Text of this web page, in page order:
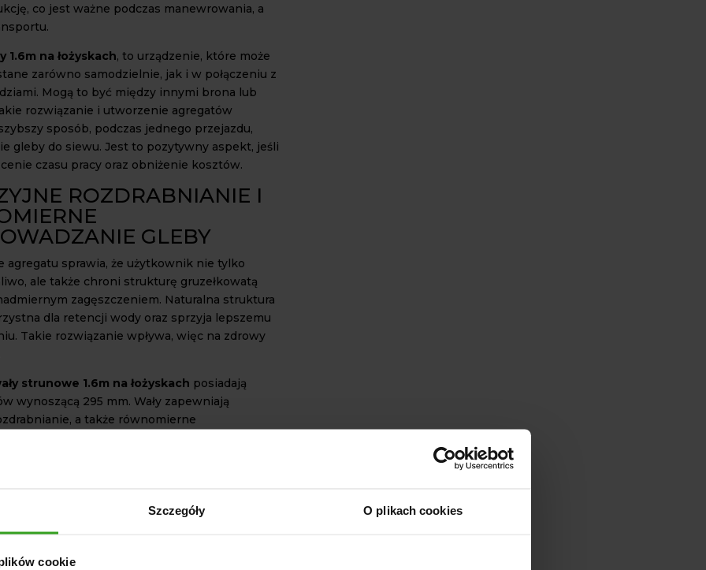
Szczegóły O plikach cookies
cookie
co jest ważne podczas manewrowania, a
1.6m na łożyskach, to urządzenie, które może
zarówno samodzielnie, jak i w połączeniu z
Mogą to być między innymi brona lub
rozwiązanie i utworzenie agregatów
sposób, podczas jednego przejazdu,
gleby do siewu. Jest to pozytywny aspekt, jeśli
czasu pracy oraz obniżenie kosztów.
ROZDRABNIANIE I
GLEBY
agregatu sprawia, że użytkownik nie tylko
ale także chroni strukturę gruzełkowatą
zagęszczeniem. Naturalna struktura
dla retencji wody oraz sprzyja lepszemu
Takie rozwiązanie wpływa, więc na zdrowy
strunowe 1.6m na łożyskach posiadają
wynoszącą 295 mm. Wały zapewniają
a także równomierne
295 mm